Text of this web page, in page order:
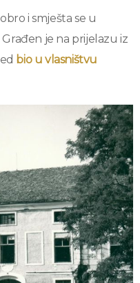
i smješta se u
je na prijelazu iz
bio u vlasništvu